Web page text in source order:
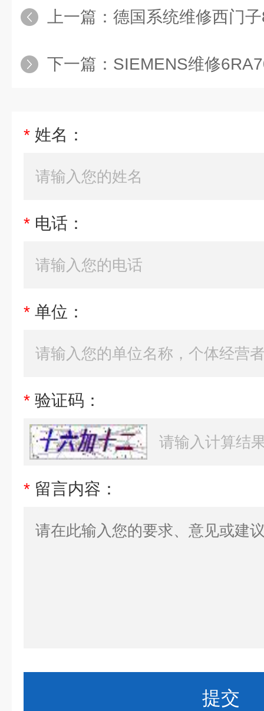
上一篇： 德国系统维修西门子
下一篇： SIEMENS维修6RA70
* 姓名：
* 电话：
* 单位：
* 验证码：
* 留言内容：